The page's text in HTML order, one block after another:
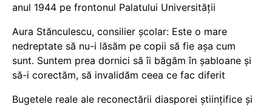
anul 1944 pe frontonul Palatului Universității
Aura Stănculescu, consilier școlar: Este o mare
nedreptate să nu-i lăsăm pe copii să fie așa cum
sunt. Suntem prea dornici să îi băgăm în șabloane și
să-i corectăm, să invalidăm ceea ce fac diferit
Bugetele reale ale reconectării diasporei științifice și